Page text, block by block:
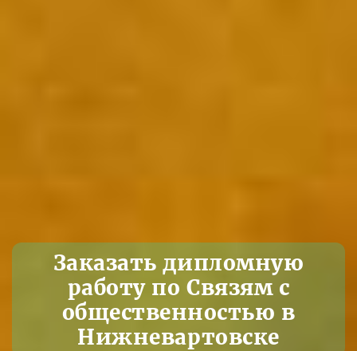
Заказать дипломную
работу по Связям с
общественностью в
Нижневартовске